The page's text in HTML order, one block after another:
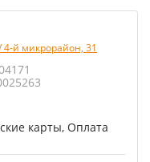
4-й микрорайон, 31
карты, Оплата